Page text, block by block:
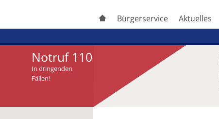
Bürgerservice Aktuelles
Notruf 110
In dringenden
Fällen!